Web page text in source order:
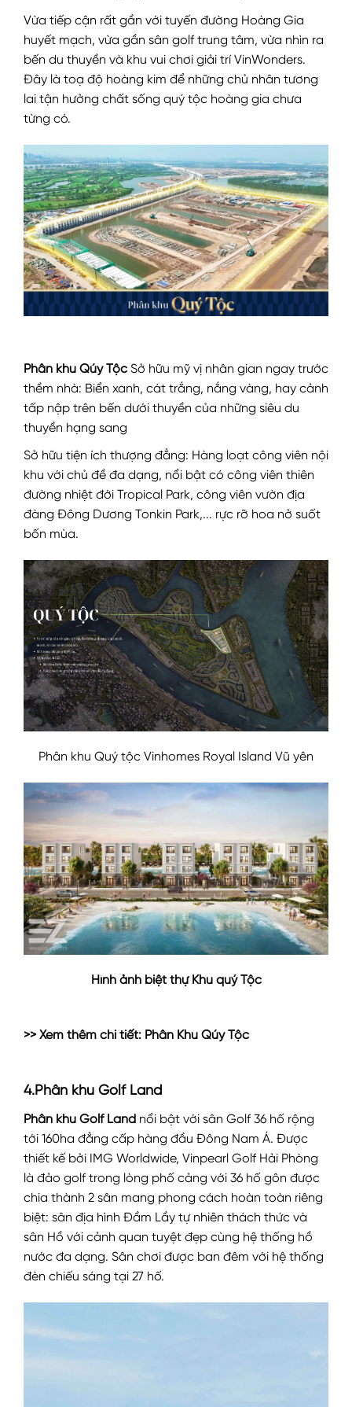
Vừa tiếp cận rất gần với tuyến đường Hoàng Gia
huyết mạch, vừa gần sân golf trung tâm, vừa nhìn ra
bến du thuyền và khu vui chơi giải trí VinWonders.
Đây là toạ độ hoàng kim để những chủ nhân tương
lai tận hưởng chất sống quý tộc hoàng gia chưa
từng có.
Phân khu Qúy Tộc Sở hữu mỹ vị nhân gian ngay trước
thềm nhà: Biển xanh, cát trắng, nắng vàng, hay cảnh
tấp nập trên bến dưới thuyền của những siêu du
thuyền hạng sang
Sở hữu tiện ích thượng đẳng: Hàng loạt công viên nội
khu với chủ đề đa dạng, nổi bật có công viên thiên
đường nhiệt đới Tropical Park, công viên vườn địa
đàng Đông Dương Tonkin Park,... rực rỡ hoa nở suốt
bốn mùa.
Phân khu Quý tộc Vinhomes Royal Island Vũ yên
Hình ảnh biệt thự Khu quý Tộc
>> Xem thêm chi tiết: Phân Khu Qúy Tộc
4.Phân khu Golf Land
Phân khu Golf Land nổi bật với sân Golf 36 hố rộng
tới 160ha đẳng cấp hàng đầu Đông Nam Á. Được
thiết kế bởi IMG Worldwide, Vinpearl Golf Hải Phòng
là đảo golf trong lòng phố cảng với 36 hố gôn được
chia thành 2 sân mang phong cách hoàn toàn riêng
biệt: sân địa hình Đầm Lầy tự nhiên thách thức và
sân Hồ với cảnh quan tuyệt đẹp cùng hệ thống hồ
nước đa dạng. Sân chơi được ban đêm với hệ thống
đèn chiếu sáng tại 27 hố.